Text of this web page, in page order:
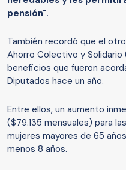
pensión".
También recordó que el
Ahorro Colectivo y Solidario
beneficios que fueron
Diputados hace un año.
Entre ellos, un aumento
($79.135 mensuales) para
mujeres mayores de 65
menos 8 años.